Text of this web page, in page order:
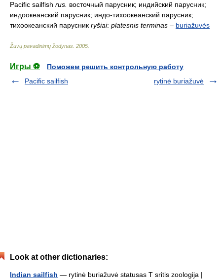
Pacific sailfish rus. восточный парусник; индийский парусник;
индоокеанский парусник; индо-тихоокеанский парусник;
тихоокеанский парусник ryšiai: platesnis terminas – buriažuvės
Žuvų pavadinimų žodynas 2005
Игры ⚽
Поможем решить контрольную работу
Pacific sailfish
rytinė buriažuvė
Look at other dictionaries:
Indian sailfish — rytinė buriažuvė statusas T sritis zoologija |